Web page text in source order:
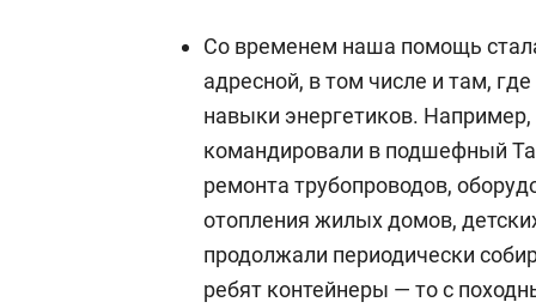
Со временем наша помощь
адресной, в том числе и там,
навыки энергетиков.
командировали в подшефный
ремонта трубопроводов,
отопления жилых домов,
продолжали периодически
ребят контейнеры — то с